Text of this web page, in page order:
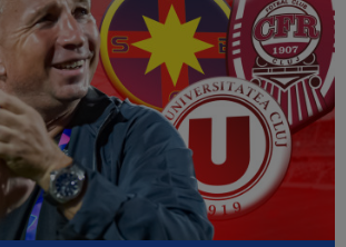
au dat verdictul, la câteva minute
din turul...
CFR Cluj - Tromso 0-3,
marcat de Nyhammer, ANULAT de
- Inter, Cristi Chivu a făcut
nostru...
Pițurcă a răbufnit după ce FCSB a
pe ”cel mai bun...